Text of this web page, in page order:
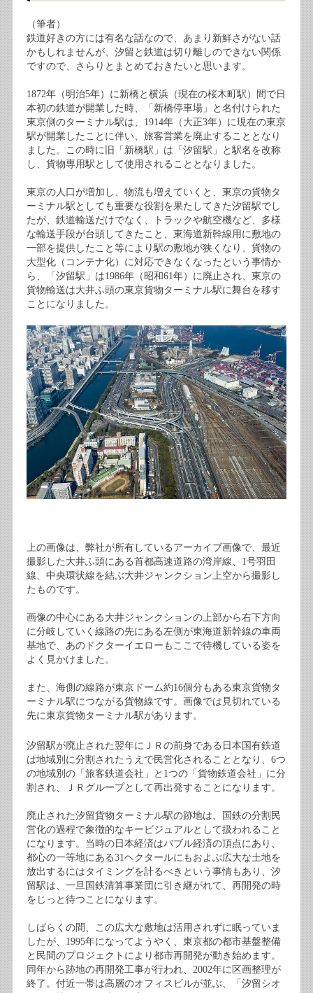
（筆者）
鉄道好きの方には有名な話なので、あまり新鮮さがない話
かもしれませんが、汐留と鉄道は切り離しのできない関係
ですので、さらりとまとめておきたいと思います。
1872年（明治5年）に新橋と横浜（現在の桜木町駅）間で日
本初の鉄道が開業した時、「新橋停車場」と名付けられた
東京側のターミナル駅は、1914年（大正3年）に現在の東京
駅が開業したことに伴い、旅客営業を廃止することとなり
ました。この時に旧「新橋駅」は「汐留駅」と駅名を改称
し、貨物専用駅として使用されることとなりました。
東京の人口が増加し、物流も増えていくと、東京の貨物タ
ーミナル駅としても重要な役割を果たしてきた汐留駅でし
たが、鉄道輸送だけでなく、トラックや航空機など、多様
な輸送手段が台頭してきたこと、東海道新幹線用に敷地の
一部を提供したこと等により駅の敷地が狭くなり、貨物の
大型化（コンテナ化）に対応できなくなったという事情か
ら、「汐留駅」は1986年（昭和61年）に廃止され、東京の
貨物輸送は大井ふ頭の東京貨物ターミナル駅に舞台を移す
ことになりました。
上の画像は、弊社が所有しているアーカイブ画像で、最近
撮影した大井ふ頭にある首都高速道路の湾岸線、1号羽田
線、中央環状線を結ぶ大井ジャンクション上空から撮影し
たものです。
画像の中心にある大井ジャンクションの上部から右下方向
に分岐していく線路の先にある左側が東海道新幹線の車両
基地で、あのドクターイエローもここで待機している姿を
よく見かけました。
また、海側の線路が東京ドーム約16個分もある東京貨物タ
ーミナル駅につながる貨物線です。画像では見切れている
先に東京貨物ターミナル駅があります。
汐留駅が廃止された翌年にＪＲの前身である日本国有鉄道
は地域別に分割されたうえで民営化されることとなり、6つ
の地域別の「旅客鉄道会社」と1つの「貨物鉄道会社」に分
割され、ＪＲグループとして再出発することになります。
廃止された汐留貨物ターミナル駅の跡地は、国鉄の分割民
営化の過程で象徴的なキービジュアルとして扱われること
になります。当時の日本経済はバブル経済の頂点にあり、
都心の一等地にある31ヘクタールにもおよぶ広大な土地を
放出するにはタイミングを計るべきという事情もあり、汐
留駅は、一旦国鉄清算事業団に引き継がれて、再開発の時
をじっと待つことになります。
しばらくの間、この広大な敷地は活用されずに眠っていま
したが、1995年になってようやく、東京都の都市基盤整備
と民間のプロジェクトにより都市再開発が動き始めます。
同年から跡地の再開発工事が行われ、2002年に区画整理が
終了。付近一帯は高層のオフィスビルが並ぶ、「汐留シオ